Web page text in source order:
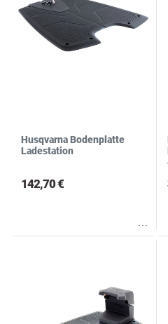
Husqvarna Bodenplatte
Ladestation
142,70 €